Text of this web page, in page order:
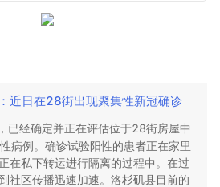
COVID-19的检测。预计将遵循隔离和
南加州大学（USC）住房的学生以及
行温度筛选。
遵守大学住宿中的“禁止客人”政策，并
政策。这些将得到严格执行。违反者
受到学生的纪律处分。
的学生都应通过OIS电子邮件
式，学生不需要用特殊语言替换I-
和继续学习的学生以及在美国以外的
54 /待审核：1
括提供联系信息并避免与他人的一切
一步传播至关重要。
我们的个人和集体行动可以改变我们
以下：
工作场所传播。 遮盖脸部的附着力，
手/消毒和清洁公共表面已成为预防的
近日在28街出现聚集性新冠确诊
已经确定并正在评估位于28街房屋中
病例。确诊试验阳性的患者正在家里
在私下转运进行隔离的过程中。在过
社区传播迅速加速。洛杉矶县目前的